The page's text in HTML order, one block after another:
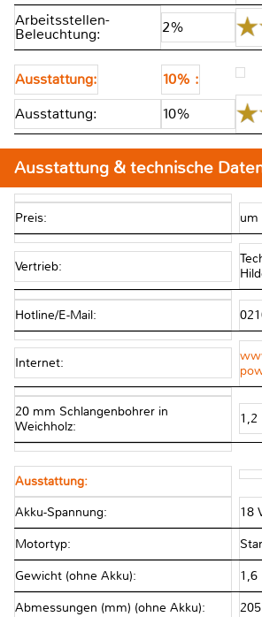
Arbeitsstellen-
Beleuchtung: 2%
Ausstattung:
10% :
Ausstattung:
10%
Ausstattung & technische
Preis: um
Vertrieb:
Hotline/E-Mail:
Internet:
20 mm Schlangenbohrer in
Weichholz:
1,2
Ausstattung:
Akku-Spannung: 18
Motortyp:
Gewicht (ohne Akku): 1,6
Abmessungen (mm) (ohne Akku):